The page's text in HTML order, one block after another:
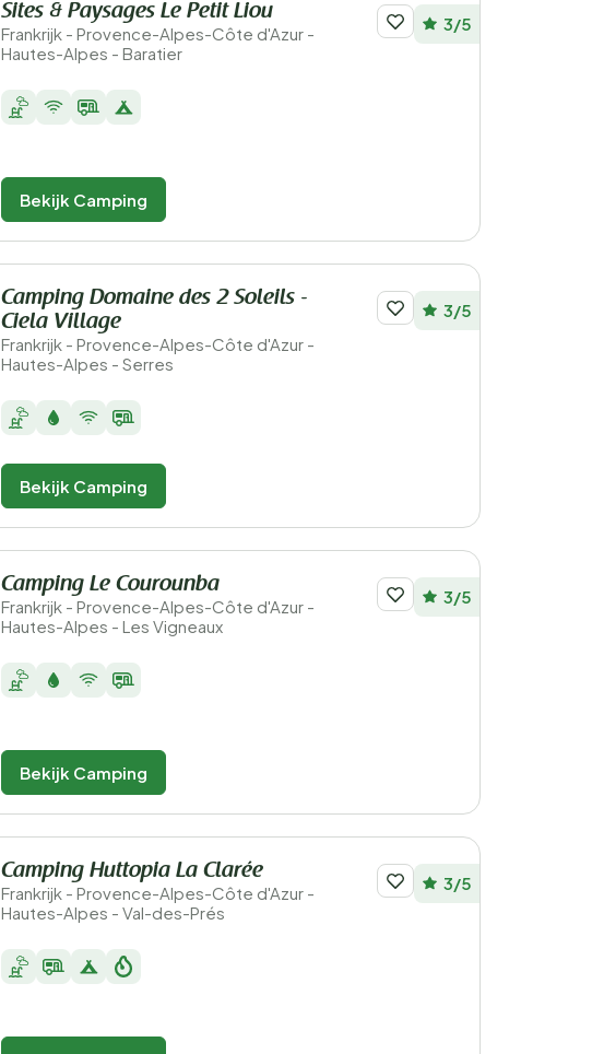
Sites & Paysages Le Petit Liou
Frankrijk - Provence-Alpes-Côte d'Azur -
Hautes-Alpes - Baratier
3/5
Bekijk Camping
Camping Domaine des 2 Soleils -
Ciela Village
Frankrijk - Provence-Alpes-Côte d'Azur -
Hautes-Alpes - Serres
3/5
Bekijk Camping
Camping Le Courounba
Frankrijk - Provence-Alpes-Côte d'Azur -
Hautes-Alpes - Les Vigneaux
3/5
Bekijk Camping
Camping Huttopia La Clarée
Frankrijk - Provence-Alpes-Côte d'Azur -
Hautes-Alpes - Val-des-Prés
3/5